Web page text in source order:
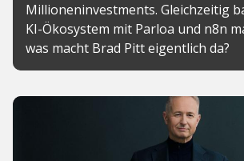
Millioneninvestments. Gleichzeitig
KI-Ökosystem mit Parloa und n8n
was macht Brad Pitt eigentlich da?